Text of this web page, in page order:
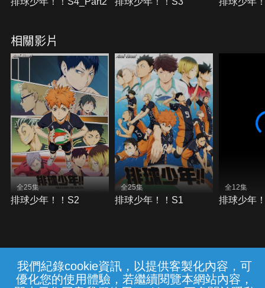
我們紀錄cookie資訊，以提供客製化內容，可
優化您的使用體驗，若繼續閱覽本網站內容，
相關影片
全25集
排球少年！！S2
全25集
排球少年！！S1
全12集
排球少年
常見問題 線上客服 服務條款 隱私權保護
{{notifyMsg}}